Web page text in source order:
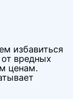
избавиться
вредных
ценам.